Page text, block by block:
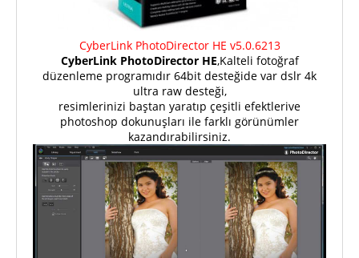
CyberLink PhotoDirector HE v5.0.6213
CyberLink PhotoDirector HE,Kalteli fotoğraf
düzenleme programıdır 64bit desteğide var dslr 4k
ultra raw desteği,
resimlerinizi baştan yaratıp çeşitli efektlerive
photoshop dokunuşları ile farklı görünümler
kazandırabilirsiniz.